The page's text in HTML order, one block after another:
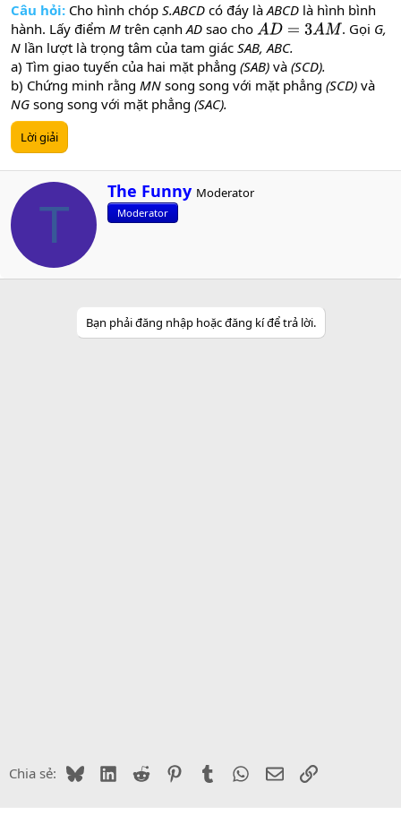
Câu hỏi: Cho hình chóp S.ABCD có đáy làABCD là hình bình
hành. Lấy điểm M trên cạnhAD sao cho AD= 3A M . Gọi G,
N lần lượt là trọng tâm của tam giác SAB, ABC.
a) Tìm giao tuyến của hai mặt phẳng (SAB) và (SCD).
b) Chứng minh rằng MN song song với mặt phẳng (SCD) và
NG song song với mặt phẳng (SAC).
Lời giải
T
W
r
i
n
The Funny Moderator
Moderator
Bạn phải đăng nhập hoặc đăng kí để trả lời.
Chia sẻ: BlueskyLinkedIn
Reddit PinterestTumblr WhatsApp
EmailLink